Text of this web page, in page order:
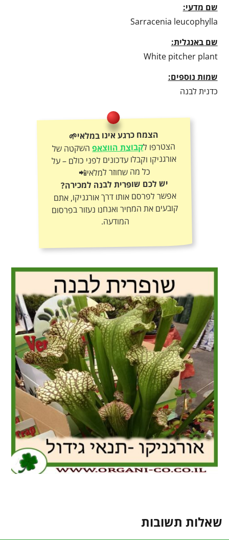
שם מדעי:
Sarracenia leucophylla
שם באנגלית:
White pitcher plant
שמות נוספים:
כדנית לבנה
הצמח כרגע אינו במלאי🌱
הצטרפו לקבוצת הווצאפהשקטה של
אורגניקו וקבלו עדכונים לפני כולם – על
כל מה שחוזר למלאי📲
יש לכם שופרית לבנה למכירה?
אפשר לפרסם אותו דרך אורגניקו, אתם
קובעים את המחיר ואנחנו נעזור בפרסום
המודעה.
שאלות תשובות